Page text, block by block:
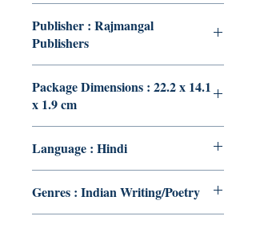
Publisher : Rajmangal
Publishers
Package Dimensions : 22.2 x 14.1
x 1.9 cm
Language : Hindi
Genres : Indian Writing/Poetry